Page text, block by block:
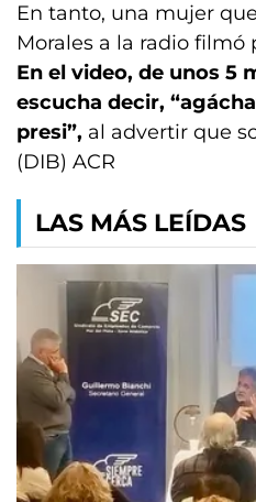
En tanto, una mujer
Morales a la radio filmó
En el video, de unos 5
escucha decir,
presi”, al advertir que
(DIB) ACR
LAS MÁS LEÍDAS